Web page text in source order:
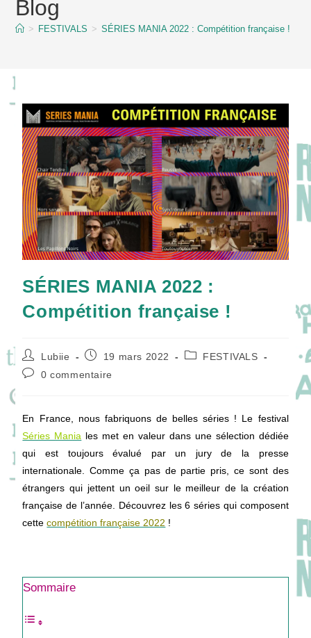
contentBlog
> FESTIVALS > SÉRIES MANIA 2022 : Compétition française !
SÉRIES MANIA 2022 :
Compétition française !
Auteur/autrice
de
la
Lubiie
Publication
19 mars 2022
PostFESTIVALS
Commentaires
0 commentaire
En France, nous fabriquons de belles séries ! Le festival
Séries Mania les met en valeur dans une sélection dédiée
qui est toujours évalué par un jury de la presse
internationale. Comme ça pas de partie pris, ce sont des
étrangers qui jettent un oeil sur le meilleur de la création
française de l’année. Découvrez les 6 séries qui composent
cettecompétition française 2022 !
Sommaire